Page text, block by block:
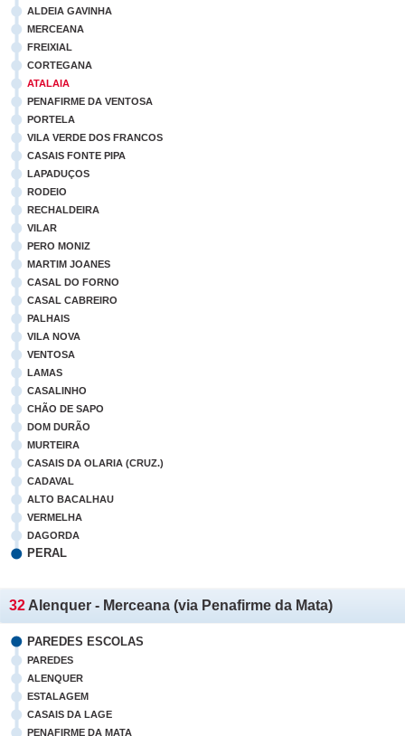
ALDEIA GAVINHA
MERCEANA
FREIXIAL
CORTEGANA
ATALAIA
PENAFIRME DA VENTOSA
PORTELA
VILA VERDE DOS FRANCOS
CASAIS FONTE PIPA
LAPADUÇOS
RODEIO
RECHALDEIRA
VILAR
PERO MONIZ
MARTIM JOANES
CASAL DO FORNO
CASAL CABREIRO
PALHAIS
VILA NOVA
VENTOSA
LAMAS
CASALINHO
CHÃO DE SAPO
DOM DURÃO
MURTEIRA
CASAIS DA OLARIA (CRUZ.)
CADAVAL
ALTO BACALHAU
VERMELHA
DAGORDA
PERAL
32 Alenquer - Merceana (via Penafirme da Mata)
PAREDES ESCOLAS
PAREDES
ALENQUER
ESTALAGEM
CASAIS DA LAGE
PENAFIRME DA MATA